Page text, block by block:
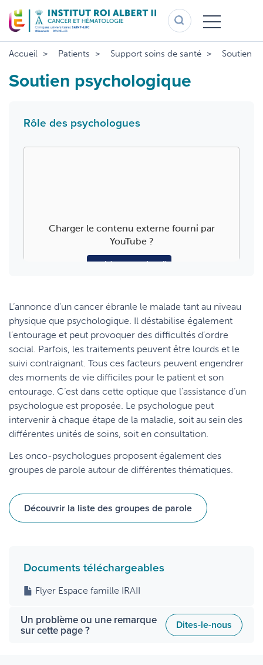
au
contenu
principal
Accueil Patients Support soins de santé Soutien
Soutien psychologique
Rôle des psychologues
Charger le contenu externe fourni par
YouTube?
Oui (cette fois-ci)
L’annonce d’un cancer ébranle le malade tant au niveau
physique que psychologique. Il déstabilise également
l’entourage et peut provoquer des difficultés d’ordre
social. Parfois, les traitements peuvent être lourds et le
suivi contraignant. Tous ces facteurs peuvent engendrer
des moments de vie difficiles pour le patient et son
entourage. C’est dans cette optique que l’assistance d’un
psychologue est proposée. Le psychologue peut
intervenir à chaque étape de la maladie, soit au sein des
différentes unités de soins, soit en consultation.
Les onco-psychologues proposent également des
groupes de parole autour de différentes thématiques.
Découvrir la liste des groupes de parole
Documents téléchargeables
Flyer Espace famille IRAII
Un problème ou une remarque
sur cette page ? Dites-le-nous